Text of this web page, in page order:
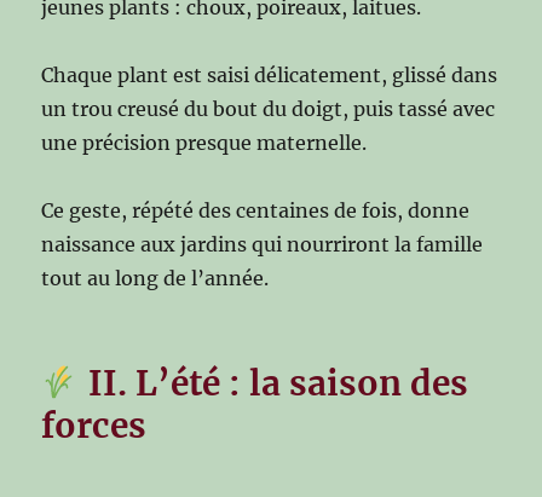
jeunes plants : choux, poireaux, laitues.
Chaque plant est saisi délicatement, glissé dans
un trou creusé du bout du doigt, puis tassé avec
une précision presque maternelle.
Ce geste, répété des centaines de fois, donne
naissance aux jardins qui nourriront la famille
tout au long de l’année.
II. L’été : la saison des
forces